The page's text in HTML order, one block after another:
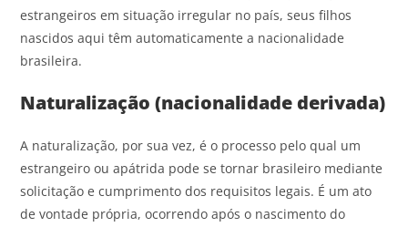
estrangeiros em situação irregular no país, seus filhos
nascidos aqui têm automaticamente a nacionalidade
brasileira.
Naturalização (nacionalidade derivada)
A naturalização, por sua vez, é o processo pelo qual um
estrangeiro ou apátrida pode se tornar brasileiro mediante
solicitação e cumprimento dos requisitos legais. É um ato
de vontade própria, ocorrendo após o nascimento do